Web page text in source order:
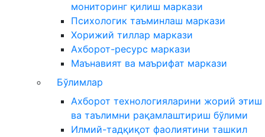
мониторинг қилиш маркази
Психологик таъминлаш маркази
Хорижий тиллар маркази
Ахборот-ресурс маркази
Маънавият ва маърифат маркази
Бўлимлар
Ахборот технологияларини жорий этиш
ва таълимни рақамлаштириш бўлими
Илмий-тадқиқот фаолиятини ташкил